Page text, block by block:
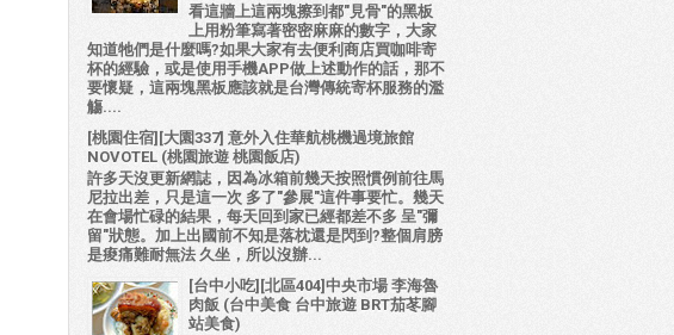
看這牆上這兩塊擦到都"見骨"的黑板
上用粉筆寫著密密麻麻的數字，大家
知道牠們是什麼嗎?如果大家有去便利商店買咖啡寄
杯的經驗，或是使用手機APP做上述動作的話，那不
要懷疑，這兩塊黑板應該就是台灣傳統寄杯服務的濫
觴....
[桃園住宿][大園337] 意外入住華航桃機過境旅館
NOVOTEL (桃園旅遊 桃園飯店)
許多天沒更新網誌，因為冰箱前幾天按照慣例前往馬
尼拉出差，只是這一次 多了"參展"這件事要忙。幾天
在會場忙碌的結果，每天回到家已經都差不多 呈"彌
留"狀態。加上出國前不知是落枕還是閃到?整個肩膀
是痠痛難耐無法 久坐，所以沒辦...
[台中小吃][北區404]中央市場 李海魯
肉飯 (台中美食 台中旅遊 BRT茄苳腳
站美食)